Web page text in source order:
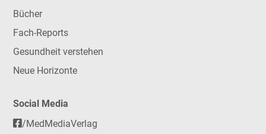
Bücher
Fach-Reports
Gesundheit verstehen
Neue Horizonte
Social Media
/MedMediaVerlag